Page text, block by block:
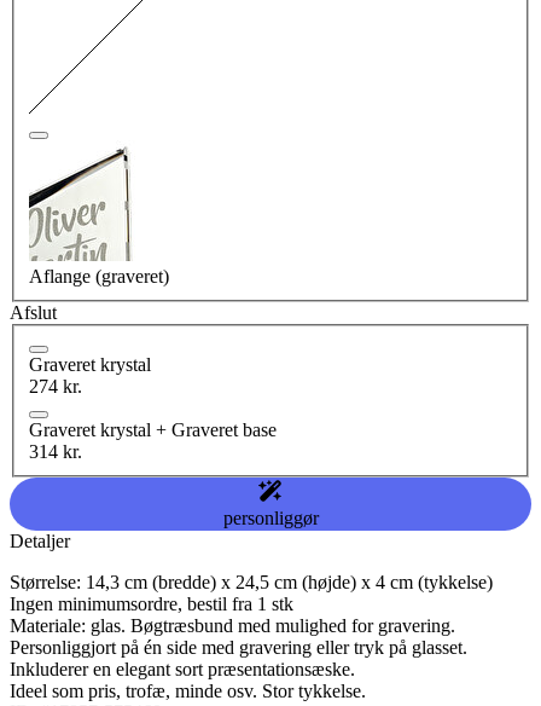
Aflange (graveret)
Afslut
Graveret krystal
274 kr.
Graveret krystal + Graveret base
314 kr.
personliggør
Detaljer
Størrelse: 14,3 cm (bredde) x 24,5 cm (højde) x 4 cm (tykkelse)
Ingen minimumsordre, bestil fra 1 stk
Materiale: glas. Bøgtræsbund med mulighed for gravering.
Personliggjort på én side med gravering eller tryk på glasset.
Inkluderer en elegant sort præsentationsæske.
Ideel som pris, trofæ, minde osv. Stor tykkelse.